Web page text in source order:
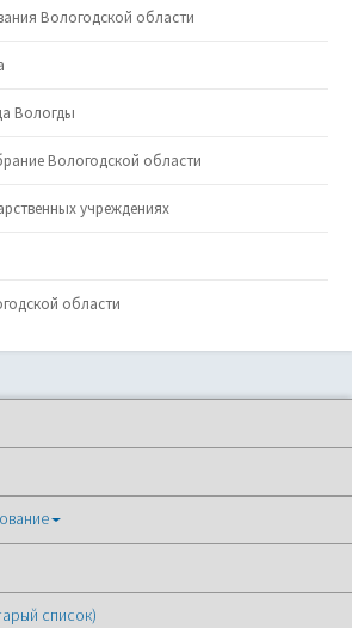
Вологодской области
Вологды
Вологодской области
учреждениях
области
список)